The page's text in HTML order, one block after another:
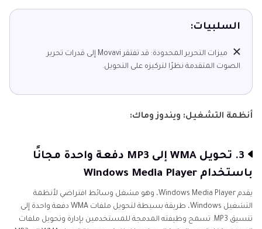
السلبيات:
ميزات التحرير المحدودة: قد تفتقر Movavi إلى قدرات تحرير
الصوت المتقدمة نظرًا لتركيزه على التحويل.
أنظمة التشغيل: ويندوز وماك:
3. تحويل WMA إلى MP3 دفعة واحدة مجانًا
باستخدام Windows Media Player
يقدم Windows Media Player، وهو مشغل وسائط افتراضي لأنظمة
التشغيل Windows، طريقة بسيطة لتحويل ملفات WMA دفعة واحدة إلى
تنسيق MP3. تسمح وظيفته المدمجة للمستخدمين بإدارة وتحويل ملفات